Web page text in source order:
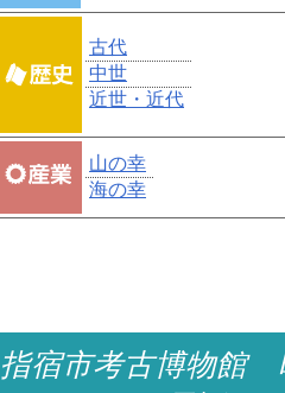
古代
中世
近世・近代
山の幸
海の幸
指宿市考古博物館